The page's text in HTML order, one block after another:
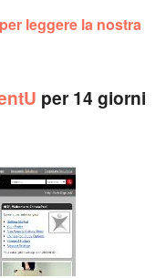
leggere la nostra
per 14 giorni